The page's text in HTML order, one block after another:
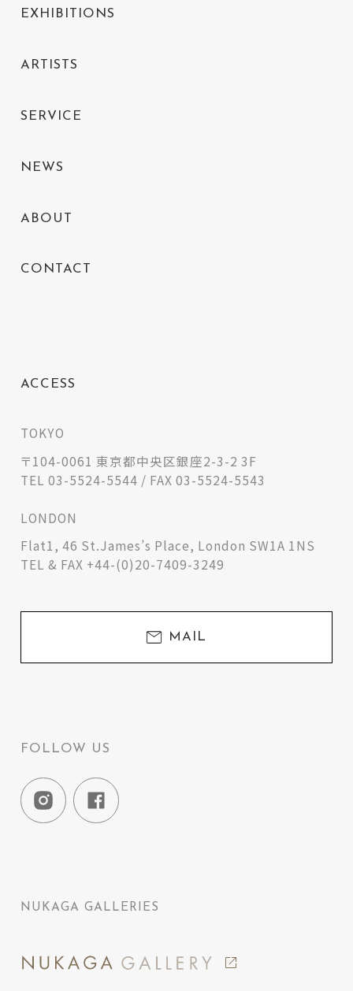
EXHIBITIONS
ARTISTS
SERVICE
NEWS
ABOUT
CONTACT
ACCESS
TOKYO
〒104-0061 東京都中央区銀座2-3-2 3F
TEL 03-5524-5544 / FAX 03-5524-5543
LONDON
Flat1, 46 St.James’s Place, London SW1A 1NS
TEL & FAX +44-(0)20-7409-3249
MAIL
FOLLOW US
NUKAGA GALLERIES